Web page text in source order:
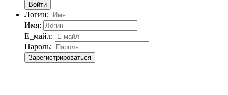
Войти
Логин:
Имя:
Е_майл:
Пароль:
Зарегистрироваться